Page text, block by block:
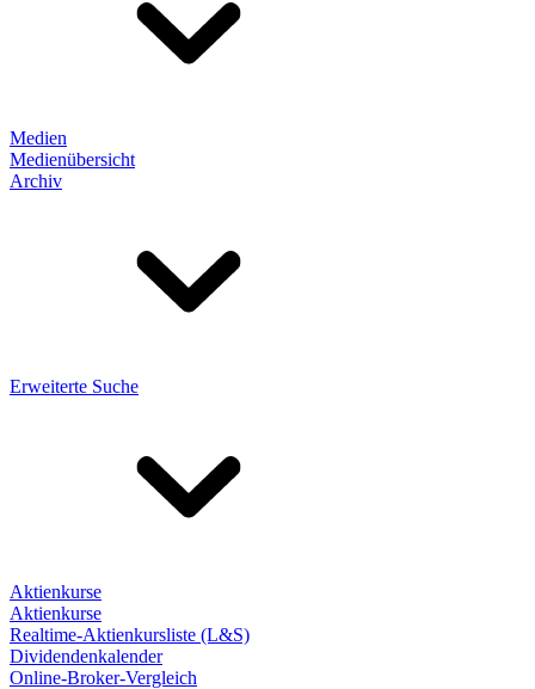
Medien
Medienübersicht
Archiv
Erweiterte Suche
Aktienkurse
Aktienkurse
Realtime-Aktienkursliste (L&S)
Dividendenkalender
Online-Broker-Vergleich